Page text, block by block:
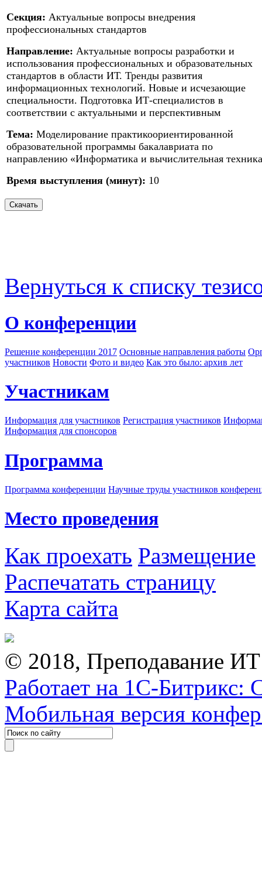
Секция: Актуальные вопросы внедрения
профессиональных стандартов
Направление: Актуальные вопросы разработки и
использования профессиональных и образовательных
стандартов в области ИТ. Тренды развития
информационных технологий. Новые и исчезающие
специальности. Подготовка ИТ-специалистов в
соответствии с актуальными и перспективным
Тема: Моделирование практикоориентированной
образовательной программы бакалавриата по
направлению «Информатика и вычислительная
Время выступления (минут): 10
Вернуться к списку
О конференции
Решение конференции 2017 Основные направления работы
участников Новости Фото и видео Как это было: архив лет
Участникам
Информация для участников Регистрация участников
Информация для спонсоров
Программа
Программа конференции Научные труды участников
Место проведения
Как проехать Размещение
Распечатать страницу
Карта сайта
© 2018, Преподавание
Работает на 1С-Битрикс:
Мобильная версия